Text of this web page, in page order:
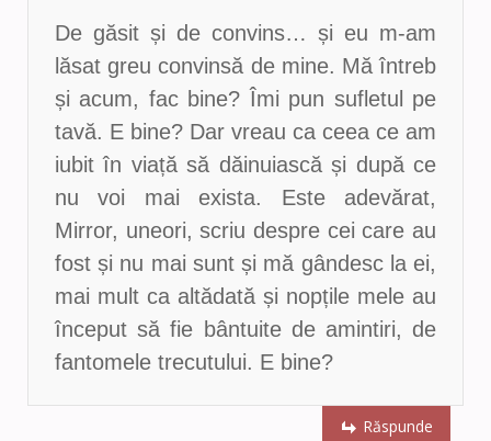
De găsit și de convins… și eu m-am
lăsat greu convinsă de mine. Mă întreb
și acum, fac bine? Îmi pun sufletul pe
tavă. E bine? Dar vreau ca ceea ce am
iubit în viață să dăinuiască și după ce
nu voi mai exista. Este adevărat,
Mirror, uneori, scriu despre cei care au
fost și nu mai sunt și mă gândesc la ei,
mai mult ca altădată și nopțile mele au
început să fie bântuite de amintiri, de
fantomele trecutului. E bine?
Răspunde